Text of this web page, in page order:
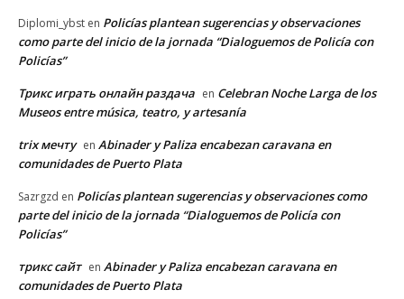
Diplomi_ybst en Policías plantean sugerencias y observaciones
como parte del inicio de la jornada “Dialoguemos de Policía con
Policías”
Трикс играть онлайн раздача en Celebran Noche Larga de los
Museos entre música, teatro, y artesanía
trix мечту en Abinader y Paliza encabezan caravana en
comunidades de Puerto Plata
Sazrgzd en Policías plantean sugerencias y observaciones como
parte del inicio de la jornada “Dialoguemos de Policía con
Policías”
трикс сайт en Abinader y Paliza encabezan caravana en
comunidades de Puerto Plata